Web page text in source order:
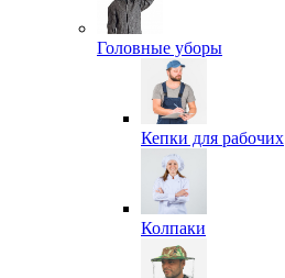
Головные уборы
Кепки для рабочих
Колпаки